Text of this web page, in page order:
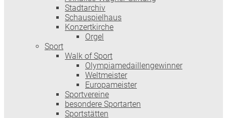
Stadtarchiv
Schauspielhaus
Konzertkirche
Orgel
Sport
Walk of Sport
Olympiamedaillengewinner
Weltmeister
Europameister
Sportvereine
besondere Sportarten
Sportstätten